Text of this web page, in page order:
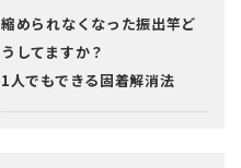
縮められなくなった振出竿ど
うしてますか？
1人でもできる固着解消法